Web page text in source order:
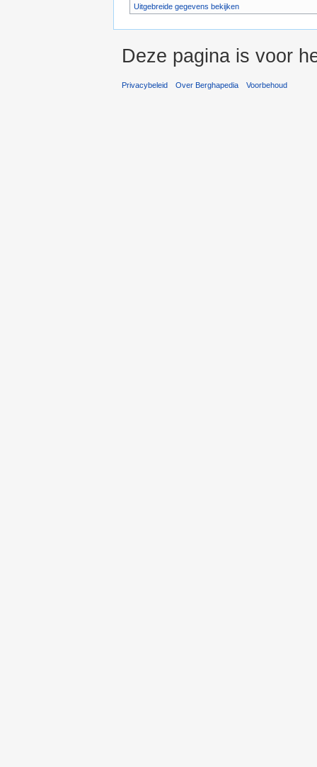
Uitgebreide gegevens bekijken
Deze pagina is voor
Privacybeleid Over Berghapedia Voorbehoud